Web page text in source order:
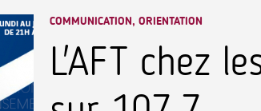
COMMUNICATION, ORIENTATION
L'AFT chez